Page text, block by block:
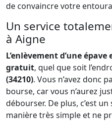
de convaincre votre
Un service
à Aigne
L’enlèvement d’une
gratuit, quel que soit
(34210). Vous n’avez donc
bourse, car vous n’aurez
débourser. De plus, c’est
manière très simple et ne